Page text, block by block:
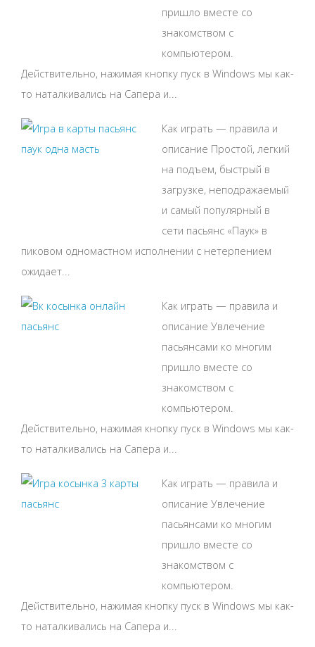
пришло вместе со
знакомством с
компьютером.
Действительно, нажимая кнопку пуск в Windows мы как-
то наталкивались на Сапера и...
Как играть — правила и
описание Простой, легкий
на подъем, быстрый в
загрузке, неподражаемый
и самый популярный в
сети пасьянс «Паук» в
пиковом одномастном исполнении с нетерпением
ожидает...
Как играть — правила и
описание Увлечение
пасьянсами ко многим
пришло вместе со
знакомством с
компьютером.
Действительно, нажимая кнопку пуск в Windows мы как-
то наталкивались на Сапера и...
Как играть — правила и
описание Увлечение
пасьянсами ко многим
пришло вместе со
знакомством с
компьютером.
Действительно, нажимая кнопку пуск в Windows мы как-
то наталкивались на Сапера и...